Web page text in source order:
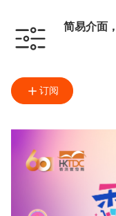
简易介面
订阅